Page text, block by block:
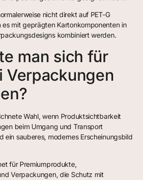
nicht direkt auf PET-G
mit geprägten Kartonkomponenten in
kombiniert werden.
man sich für
Verpackungen
Wahl, wenn Produktsichtbarkeit
beim Umgang und Transport
ein sauberes, modernes Erscheinungsbild
für Premiumprodukte,
Verpackungen, die Schutz mit